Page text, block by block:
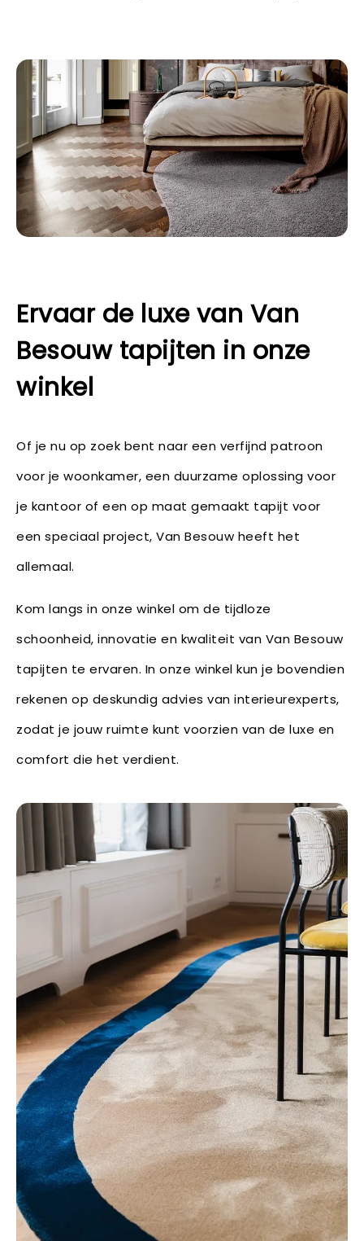
Ervaar de luxe van Van
Besouw tapijten in onze
winkel
Of je nu op zoek bent naar een verfijnd patroon
voor je woonkamer, een duurzame oplossing voor
je kantoor of een op maat gemaakt tapijt voor
een speciaal project, Van Besouw heeft het
allemaal.
Kom langs in onze winkel om de tijdloze
schoonheid, innovatie en kwaliteit van Van Besouw
tapijten te ervaren. In onze winkel kun je bovendien
rekenen op deskundig advies van interieurexperts,
zodat je jouw ruimte kunt voorzien van de luxe en
comfort die het verdient.